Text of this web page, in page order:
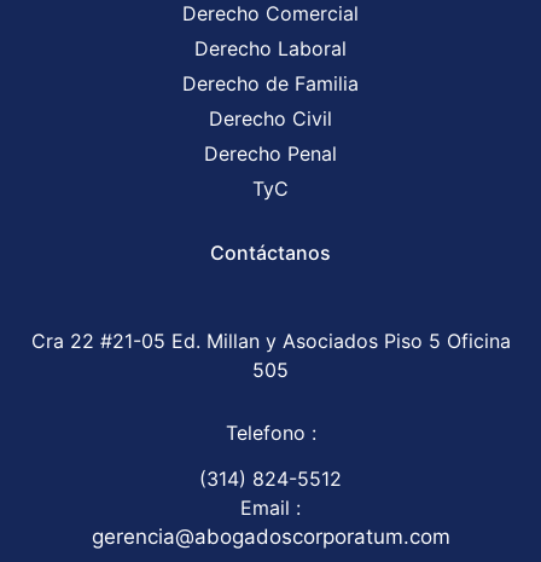
Derecho Comercial
Derecho Laboral
Derecho de Familia
Derecho Civil
Derecho Penal
TyC
Contáctanos
Cra 22 #21-05 Ed. Millan y Asociados Piso 5 Oficina
505
Telefono :
(314) 824-5512
Email :
gerencia@abogadoscorporatum.com